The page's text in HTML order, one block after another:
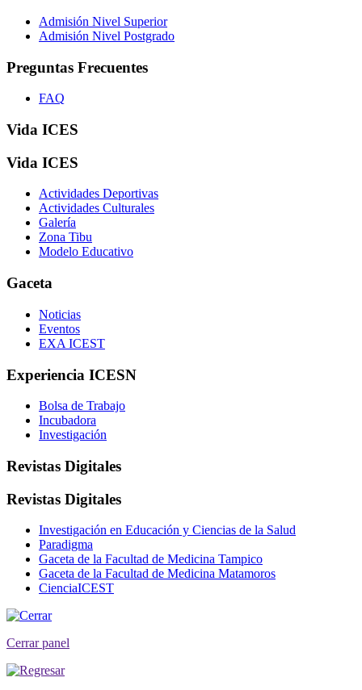
Admisión Nivel Superior
Admisión Nivel Postgrado
Preguntas Frecuentes
FAQ
Vida ICES
Vida ICES
Actividades Deportivas
Actividades Culturales
Galería
Zona Tibu
Modelo Educativo
Gaceta
Noticias
Eventos
EXA ICEST
Experiencia ICESN
Bolsa de Trabajo
Incubadora
Investigación
Revistas Digitales
Revistas Digitales
Investigación en Educación y Ciencias de la Salud
Paradigma
Gaceta de la Facultad de Medicina Tampico
Gaceta de la Facultad de Medicina Matamoros
CienciaICEST
Cerrar panel